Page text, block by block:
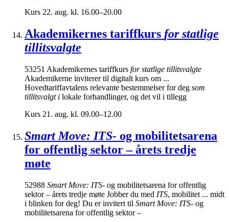
Kurs 22. aug. kl. 16.00–20.00
Akademikernes tariffkurs for statlige
tillitsvalgte
53251 Akademikernes tariffkurs for statlige tillitsvalgte
Akademikerne inviterer til digitalt kurs om ...
Hovedtariffavtalens relevante bestemmelser for deg som
tillitsvalgt i lokale forhandlinger, og det vil i tillegg
Kurs 21. aug. kl. 09.00–12.00
Smart Move: ITS- og mobilitetsarena
for offentlig sektor – årets tredje
møte
52988 Smart Move: ITS- og mobilitetsarena for offentlig
sektor – årets tredje møte Jobber du med ITS, mobilitet ... midt
i blinken for deg! Du er invitert til Smart Move: ITS- og
mobilitetsarena for offentlig sektor –